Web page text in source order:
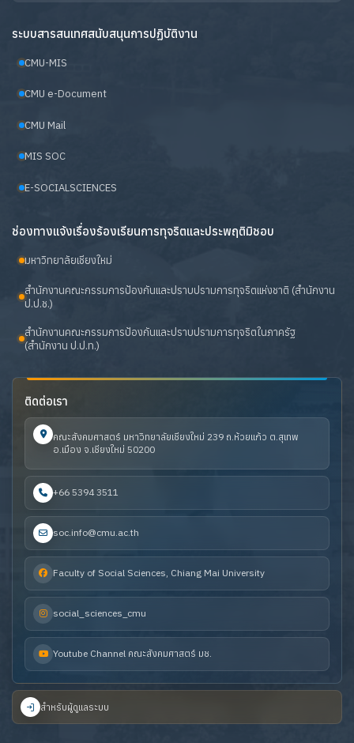
ระบบสารสนเทศสนับสนุนการปฏิบัติงาน
CMU-MIS
CMU e-Document
CMU Mail
MIS SOC
E-SOCIALSCIENCES
ช่องทางแจ้งเรื่องร้องเรียนการทุจริตและประพฤติมิชอบ
มหาวิทยาลัยเชียงใหม่
สำนักงานคณะกรรมการป้องกันและปราบปรามการทุจริตแห่งชาติ (สำนักงาน
ป.ป.ช.)
สำนักงานคณะกรรมการป้องกันและปราบปรามการทุจริตในภาครัฐ
(สำนักงาน ป.ป.ท.)
ติดต่อเรา
คณะสังคมศาสตร์ มหาวิทยาลัยเชียงใหม่ 239 ถ.ห้วยแก้ว ต.สุเทพ
อ.เมือง จ.เชียงใหม่ 50200
+66 5394 3511
soc.info@cmu.ac.th
Faculty of Social Sciences, Chiang Mai University
social_sciences_cmu
Youtube Channel คณะสังคมศาสตร์ มช.
สำหรับผู้ดูแลระบบ